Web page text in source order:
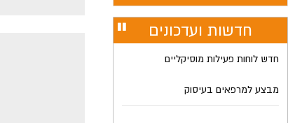
עצור
חדשות ועדכונים
חדש לוחות פעילות מוסיקליים
מבצע למרפאים בעיסוק